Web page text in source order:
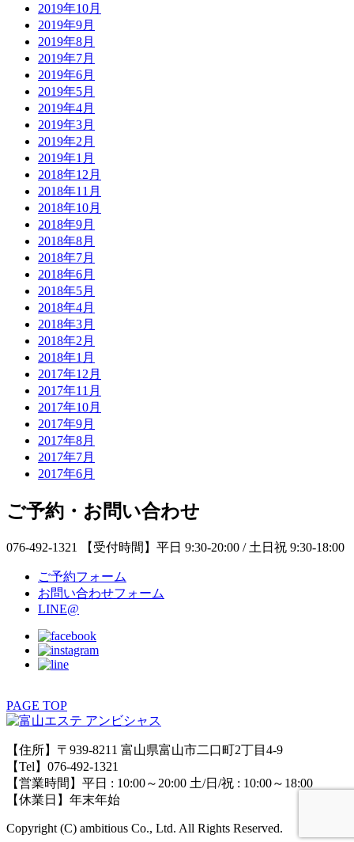
2019年10月
2019年9月
2019年8月
2019年7月
2019年6月
2019年5月
2019年4月
2019年3月
2019年2月
2019年1月
2018年12月
2018年11月
2018年10月
2018年9月
2018年8月
2018年7月
2018年6月
2018年5月
2018年4月
2018年3月
2018年2月
2018年1月
2017年12月
2017年11月
2017年10月
2017年9月
2017年8月
2017年7月
2017年6月
ご予約・お問い合わせ
076-492-1321 【受付時間】平日 9:30-20:00 / 土日祝 9:30-18:00
ご予約フォーム
お問い合わせフォーム
LINE@
PAGE TOP
【住所】〒939-8211 富山県富山市二口町2丁目4-9
【Tel】076-492-1321
【営業時間】平日 : 10:00～20:00 土/日/祝 : 10:00～18:00
【休業日】年末年始
Copyright (C) ambitious Co., Ltd. All Rights Reserved.